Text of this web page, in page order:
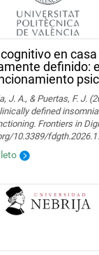
en casa
definido:
J. A., & Puertas, F. J.
defined
Frontiers in
10.3389/